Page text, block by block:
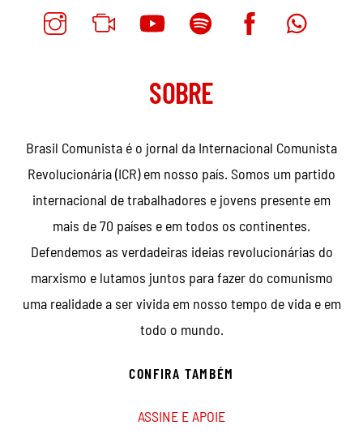
SOBRE
Brasil Comunista é o jornal da Internacional Comunista
Revolucionária (ICR) em nosso país. Somos um partido
internacional de trabalhadores e jovens presente em
mais de 70 países e em todos os continentes.
Defendemos as verdadeiras ideias revolucionárias do
marxismo e lutamos juntos para fazer do comunismo
uma realidade a ser vivida em nosso tempo de vida e em
todo o mundo.
CONFIRA TAMBÉM
ASSINE E APOIE